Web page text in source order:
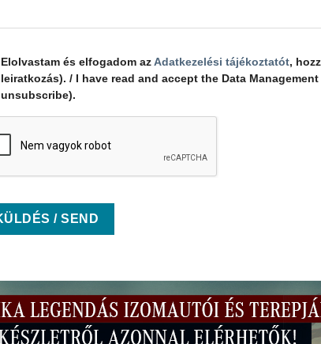
Elolvastam és elfogadom azAdatkezelési tájékoztatót,
leiratkozás). / I have read and accept the Data
unsubscribe).